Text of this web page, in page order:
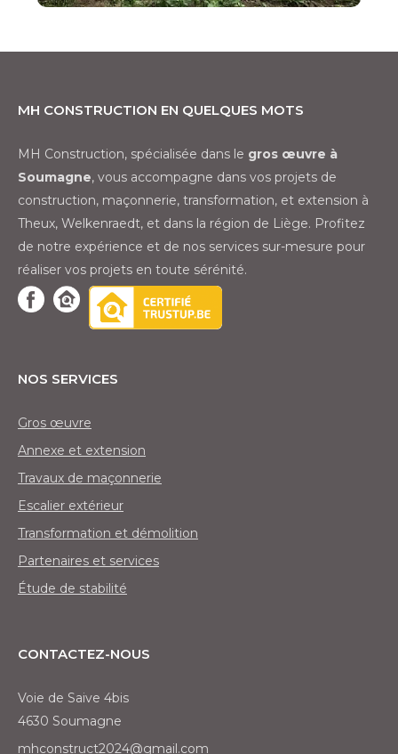
MH Construction en quelques mots
MH Construction, spécialisée dans le gros œuvre à
Soumagne, vous accompagne dans vos projets de
construction, maçonnerie, transformation, et extension à
Theux, Welkenraedt, et dans la région de Liège. Profitez
de notre expérience et de nos services sur-mesure pour
réaliser vos projets en toute sérénité.
Nos services
Gros œuvre
Annexe et extension
Travaux de maçonnerie
Escalier extérieur
Transformation et démolition
Partenaires et services
Étude de stabilité
Contactez-nous
Voie de Saive 4bis
4630 Soumagne
mhconstruct2024@gmail.com